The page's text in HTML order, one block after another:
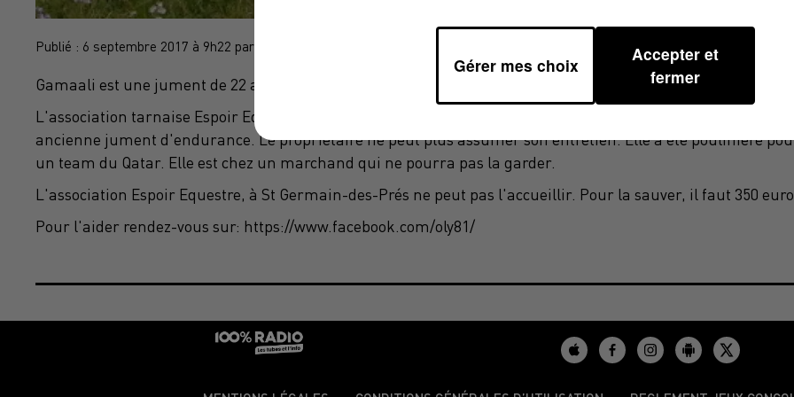
Publié : 6 septembre 2017 à 9h22 par Cécile Gabaude
Gamaali est une jument de 22 ans.
L'association tarnaise Espoir Equestre lance un appel au don et recherche une famille d'accueil pour cette
ancienne jument d'endurance. Le propriétaire ne peut plus assumer son entretien. Elle a été poulinière
un team du Qatar. Elle est chez un marchand qui ne pourra pas la garder.
L'association Espoir Equestre, à St Germain-des-Prés ne peut pas l'accueillir. Pour la sauver, il faut 350
Pour l'aider rendez-vous sur: https://www.facebook.com/oly81/​
Gérer mes choix
Accepter et
fermer